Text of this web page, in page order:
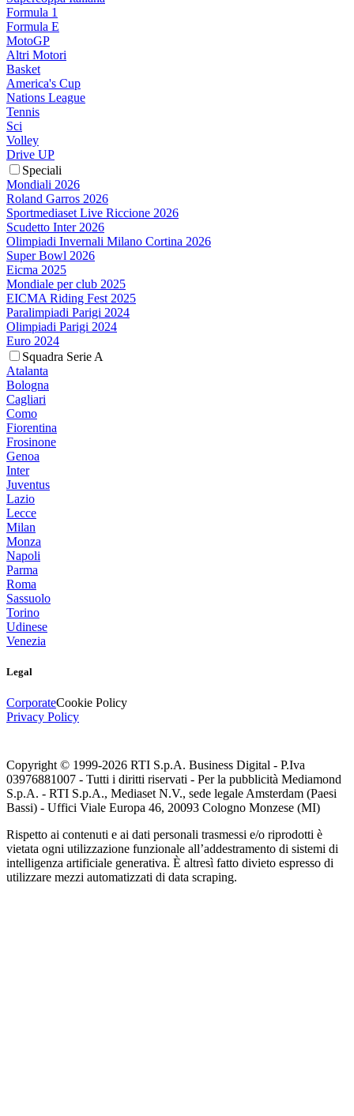
Formula 1
Formula E
MotoGP
Altri Motori
Basket
America's Cup
Nations League
Tennis
Sci
Volley
Drive UP
Speciali
Mondiali 2026
Roland Garros 2026
Sportmediaset Live Riccione 2026
Scudetto Inter 2026
Olimpiadi Invernali Milano Cortina 2026
Super Bowl 2026
Eicma 2025
Mondiale per club 2025
EICMA Riding Fest 2025
Paralimpiadi Parigi 2024
Olimpiadi Parigi 2024
Euro 2024
Squadra Serie A
Atalanta
Bologna
Cagliari
Como
Fiorentina
Frosinone
Genoa
Inter
Juventus
Lazio
Lecce
Milan
Monza
Napoli
Parma
Roma
Sassuolo
Torino
Udinese
Venezia
Legal
CorporateCookie Policy
Privacy Policy
Copyright © 1999-2026 RTI S.p.A. Business Digital - P.Iva
03976881007 - Tutti i diritti riservati - Per la pubblicità Mediamond
S.p.A. - RTI S.p.A., Mediaset N.V., sede legale Amsterdam (Paesi
Bassi) - Uffici Viale Europa 46, 20093 Cologno Monzese (MI)
Rispetto ai contenuti e ai dati personali trasmessi e/o riprodotti è
vietata ogni utilizzazione funzionale all’addestramento di sistemi di
intelligenza artificiale generativa. È altresì fatto divieto espresso di
utilizzare mezzi automatizzati di data scraping.